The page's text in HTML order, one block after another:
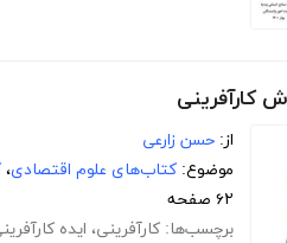
کارآفرینی
از: حسن زارعی
موضوع: کتاب‌های علوم اقتصادی،
۶۲ صفحه
برچسب‌ها: کارآفرینی، ایده